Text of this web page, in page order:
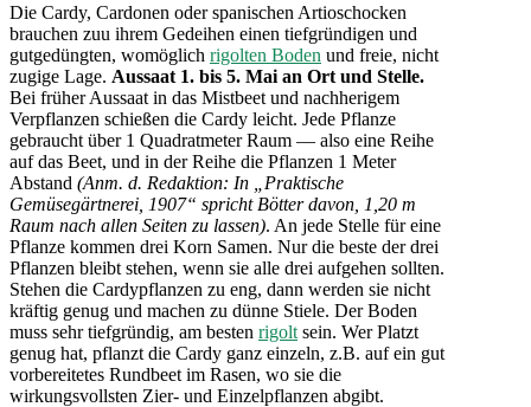
Die Cardy, Cardonen oder spanischen Artioschocken
brauchen zuu ihrem Gedeihen einen tiefgründigen und
gutgedüngten, womöglich rigolten Boden und freie, nicht
zugige Lage. Aussaat 1. bis 5. Mai an Ort und Stelle.
Bei früher Aussaat in das Mistbeet und nachherigem
Verpflanzen schießen die Cardy leicht. Jede Pflanze
gebraucht über 1 Quadratmeter Raum — also eine Reihe
auf das Beet, und in der Reihe die Pflanzen 1 Meter
Abstand (Anm. d. Redaktion: In „Praktische
Gemüsegärtnerei, 1907“ spricht Bötter davon, 1,20 m
Raum nach allen Seiten zu lassen). An jede Stelle für eine
Pflanze kommen drei Korn Samen. Nur die beste der drei
Pflanzen bleibt stehen, wenn sie alle drei aufgehen sollten.
Stehen die Cardypflanzen zu eng, dann werden sie nicht
kräftig genug und machen zu dünne Stiele. Der Boden
muss sehr tiefgründig, am besten rigolt sein. Wer Platzt
genug hat, pflanzt die Cardy ganz einzeln, z.B. auf ein gut
vorbereitetes Rundbeet im Rasen, wo sie die
wirkungsvollsten Zier- und Einzelpflanzen abgibt.